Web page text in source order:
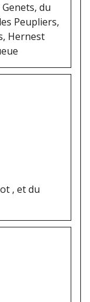
du
Peupliers,
Hernest
, et du